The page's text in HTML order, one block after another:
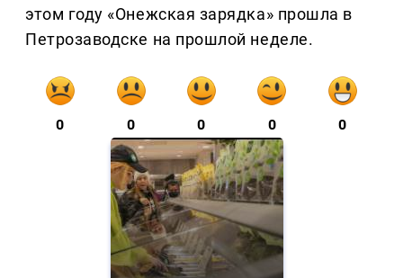
этом году «Онежская зарядка» прошла в
Петрозаводске на прошлой неделе.
0 0 0 0 0